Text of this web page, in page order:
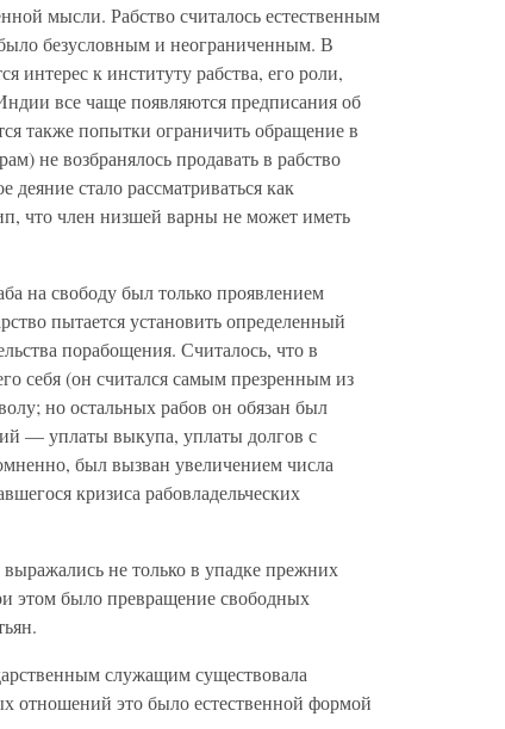
мысли. Рабство считалось естественным
безусловным и неограниченным. В
интерес к институту рабства, его роли,
все чаще появляются предписания об
также попытки ограничить обращение в
не возбранялось продавать в рабство
деяние стало рассматриваться как
что член низшей варны не может иметь
на свободу был только проявлением
пытается установить определенный
порабощения. Считалось, что в
себя (он считался самым презренным из
но остальных рабов он обязан был
— уплаты выкупа, уплаты долгов с
был вызван увеличением числа
кризиса рабовладельческих
не только в упадке прежних
этом было превращение свободных
служащим существовала
отношений это было естественной формой